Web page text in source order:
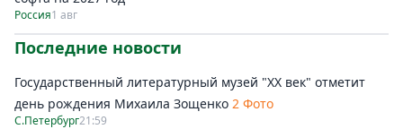
Россия1 авг
Последние новости
Государственный литературный музей "ХХ век" отметит
день рождения Михаила Зощенко 2 Фото
С.Петербург21:59